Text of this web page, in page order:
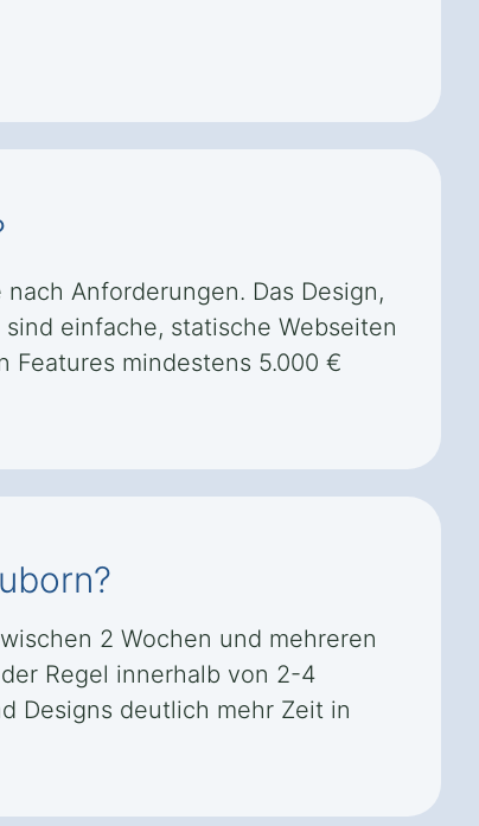
Anforderungen. Das Design,
einfache, statische Webseiten
Features mindestens 5.000 €
2 Wochen und mehreren
Regel innerhalb von 2-4
Designs deutlich mehr Zeit in